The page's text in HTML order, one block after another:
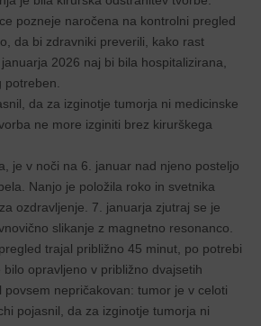
pozneje naročena na kontrolni pregled
da bi zdravniki preverili, kako rast
2026 naj bi bila hospitalizirana,
da za izginotje tumorja ni medicinske
ne more izginiti brez kirurškega
je v noči na 6. januar nad njeno posteljo
Nanjo je položila roko in svetnika
ozdravljenje. 7. januarja zjutraj se je
slikanje z magnetno resonanco.
trajal približno 45 minut, po potrebi
opravljeno v približno dvajsetih
povsem nepričakovan: tumor je v celoti
pojasnil, da za izginotje tumorja ni